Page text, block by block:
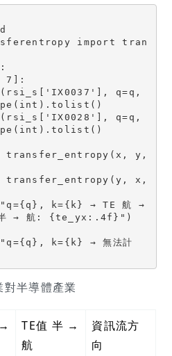
import tran
→ 航: {te_yx:.4f}")
對半導體產業
TE值 半 →
航
資訊流方
向